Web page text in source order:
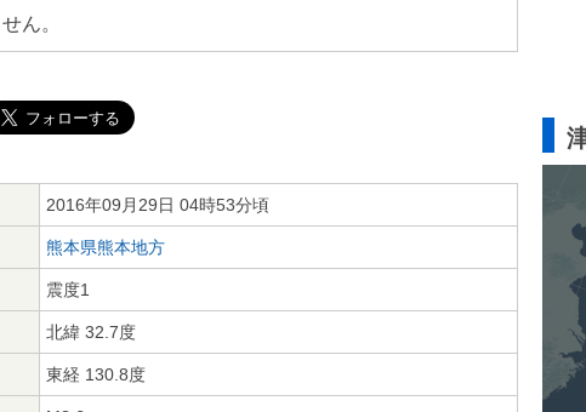
ん。
2016年09月29日 04時53分頃
熊本県熊本地方
震度1
北緯 32.7度
東経 130.8度